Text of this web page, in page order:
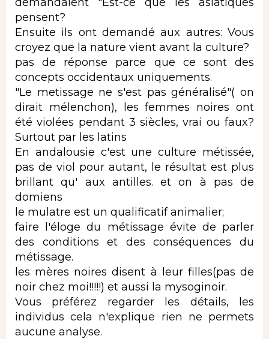
pensent?
Ensuite ils ont demandé aux autres: Vous
croyez que la nature vient avant la culture?
pas de réponse parce que ce sont des
concepts occidentaux uniquements.
"Le metissage ne s'est pas généralisé"( on
dirait mélenchon), les femmes noires ont
été violées pendant 3 siècles, vrai ou faux?
Surtout par les latins
En andalousie c'est une culture métissée,
pas de viol pour autant, le résultat est plus
brillant qu' aux antilles. et on à pas de
domiens
le mulatre est un qualificatif animalier;
faire l'éloge du métissage évite de parler
des conditions et des conséquences du
métissage.
les mères noires disent à leur filles(pas de
noir chez moi!!!!!) et aussi la mysoginoir.
Vous préférez regarder les détails, les
individus cela n'explique rien ne permets
aucune analyse.